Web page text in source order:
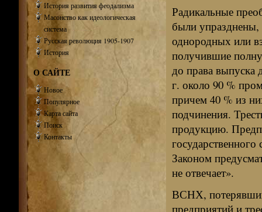
Радикальные
были
однородных или
получившие
до права выпуска
г. около 90 %
причем 40 % из
подчинения.
продукцию.
Законом
не отвечает».
ВСНХ,
предприятий и
История развития феодализма
Масонство как идеологическая
система
Русская революция 1905-1907
История
О САЙТЕ
Новое
Популярное
Карта сайта
Поиск
Контакты